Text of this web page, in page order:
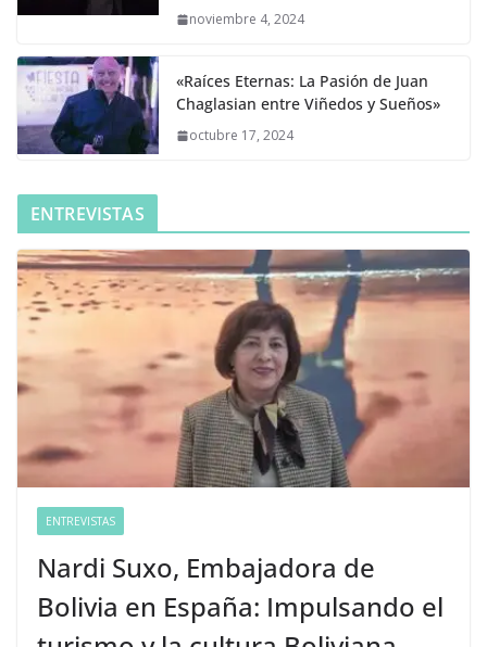
noviembre 4, 2024
«Raíces Eternas: La Pasión de Juan
Chaglasian entre Viñedos y Sueños»
octubre 17, 2024
ENTREVISTAS
ENTREVISTAS
Nardi Suxo, Embajadora de
Bolivia en España: Impulsando el